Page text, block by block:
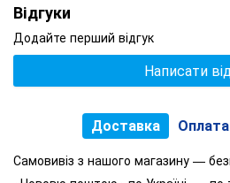
Відгуки
Додайте перший відгук
Написати
Доставка Оплата
Самовивіз з нашого магазину —